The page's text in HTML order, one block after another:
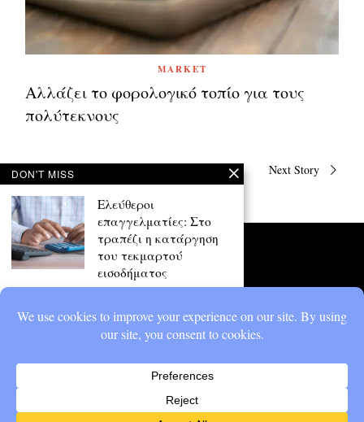
MARKET
Αλλάζει το φορολογικό τοπίο για τους
πολύτεκνους
Πλοήγηση
άρθρων
Previous Story Next Story
DON'T MISS
Ελεύθεροι
επαγγελματίες: Στο
τραπέζι η κατάργηση
του τεκμαρτού
εισοδήματος
Με το βλέμμα στις κάλπες, στο
αναγνωρίζουν ότι η
αποκατάσταση
φόρο από ενοίκια – Οι
Τι πρέπει να προσέξουν οι
ιδιοκτήτες ακινήτων που